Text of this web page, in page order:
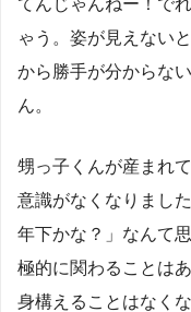
ゃう。姿が見えない
から勝手が分からな
ん。
甥っ子くんが産まれ
意識がなくなりまし
年下かな？」なんて
極的に関わることは
身構えることはなく